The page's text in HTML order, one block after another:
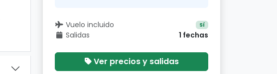
Vuelo incluido Sí
Salidas 1 fechas
Ver precios y salidas